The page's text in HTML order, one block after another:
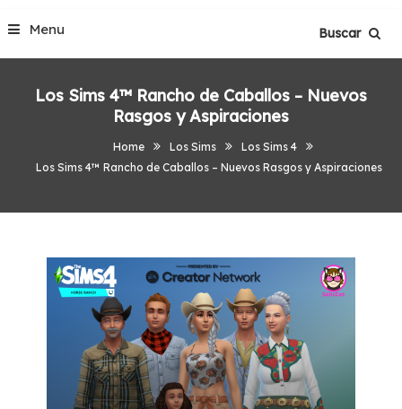
Menu Buscar
Los Sims 4™ Rancho de Caballos – Nuevos
Rasgos y Aspiraciones
Home Los Sims
Los Sims 4
Los Sims 4™ Rancho de Caballos – Nuevos Rasgos y Aspiraciones